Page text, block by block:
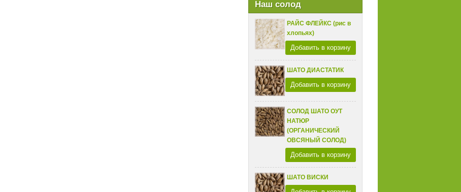
Наш солод
РАЙС ФЛЕЙКС (рис в
хлопьях)
Добавить в корзину
ШАТО ДИАСТАТИК
Добавить в корзину
СОЛОД ШАТО ОУТ
НАТЮР
(ОРГАНИЧЕСКИЙ
ОВСЯНЫЙ СОЛОД)
Добавить в корзину
ШАТО ВИСКИ